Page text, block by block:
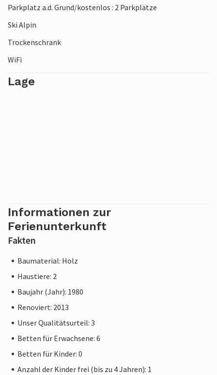
Parkplatz a.d. Grund/kostenlos : 2 Parkplätze
Ski Alpin
Trockenschrank
WiFi
Lage
Informationen zur
Ferienunterkunft
Fakten
Baumaterial: Holz
Haustiere: 2
Baujahr (Jahr): 1980
Renoviert: 2013
Unser Qualitätsurteil: 3
Betten für Erwachsene: 6
Betten für Kinder: 0
Anzahl der Kinder frei (bis zu 4 Jahren): 1